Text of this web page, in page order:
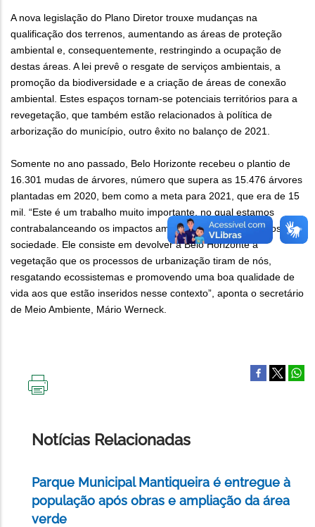
A nova legislação do Plano Diretor trouxe mudanças na
qualificação dos terrenos, aumentando as áreas de proteção
ambiental e, consequentemente, restringindo a ocupação de
destas áreas. A lei prevê o resgate de serviços ambientais, a
promoção da biodiversidade e a criação de áreas de conexão
ambiental. Estes espaços tornam-se potenciais territórios para a
revegetação, que também estão relacionados à política de
arborização do município, outro êxito no balanço de 2021.
Somente no ano passado, Belo Horizonte recebeu o plantio de
16.301 mudas de árvores, número que supera as 15.476 árvores
plantadas em 2020, bem como a meta para 2021, que era de 15
mil. “Este é um trabalho muito importante, no qual estamos
contrabalanceando os impactos ambientais ocorridos na nossa
sociedade. Ele consiste em devolver a Belo Horizonte a
vegetação que os processos de urbanização tiram de nós,
resgatando ecossistemas e promovendo uma boa qualidade de
vida aos que estão inseridos nesse contexto”, aponta o secretário
de Meio Ambiente, Mário Werneck.
Notícias Relacionadas
Parque Municipal Mantiqueira é entregue à
população após obras e ampliação da área
verde